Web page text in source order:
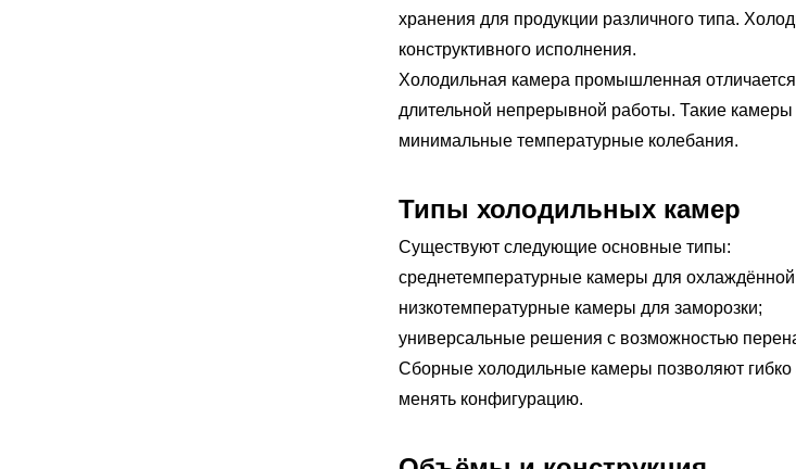
хранения для продукции различного типа.
конструктивного исполнения.
Холодильная камера промышленная
длительной непрерывной работы. Такие камеры
минимальные температурные колебания.
Типы холодильных камер
Существуют следующие основные типы:
среднетемпературные камеры для охлаждённой
низкотемпературные камеры для заморозки;
универсальные решения с возможностью
Сборные холодильные камеры позволяют
менять конфигурацию.